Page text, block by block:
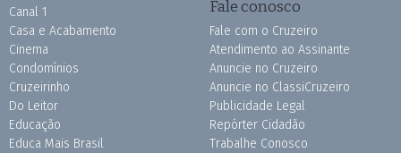
Canal 1
Casa e Acabamento
Cinema
Condomínios
Cruzeirinho
Do Leitor
Educação
Educa Mais Brasil
Fale conosco
Fale com o Cruzeiro
Atendimento ao Assinante
Anuncie no Cruzeiro
Anuncie no ClassiCruzeiro
Publicidade Legal
Repórter Cidadão
Trabalhe Conosco